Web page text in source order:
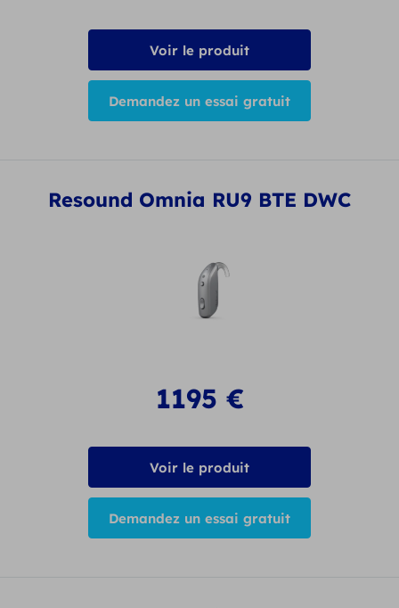
Voir le produit
Demandez un essai gratuit
Resound Omnia RU9 BTE DWC
1195 €
Voir le produit
Demandez un essai gratuit